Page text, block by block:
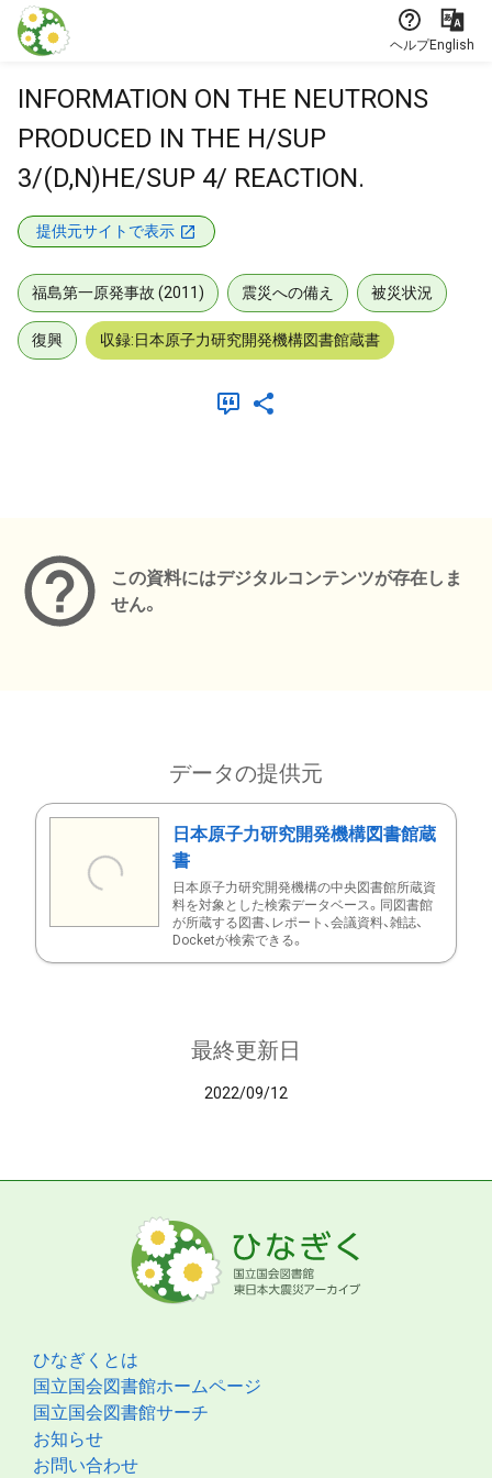
本文に飛ぶ
ヘルプEnglish
INFORMATION ON THE NEUTRONS
PRODUCED IN THE H/SUP
3/(D,N)HE/SUP 4/ REACTION.
提供元サイトで表示
福島第一原発事故 (2011) 震災への備え 被災状況
復興 収録:日本原子力研究開発機構図書館蔵書
この資料にはデジタルコンテンツが存在しま
せん。
データの提供元
日本原子力研究開発機構図書館蔵
書
日本原子力研究開発機構の中央図書館所蔵資
料を対象とした検索データベース。同図書館
が所蔵する図書、レポート、会議資料、雑誌、
Docketが検索できる。
最終更新日
2022/09/12
ひなぎくとは
国立国会図書館ホームページ
国立国会図書館サーチ
お知らせ
お問い合わせ